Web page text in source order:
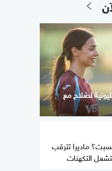
لصلاح مع
ماديرا تترقب
التكهنات